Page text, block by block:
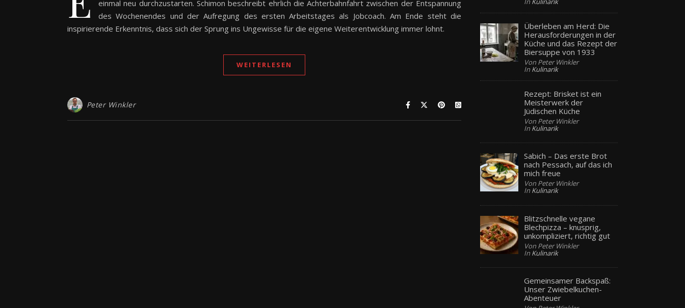
einmal neu durchzustarten. Schimon beschreibt ehrlich die Achterbahnfahrt zwischen der Entspannung
des Wochenendes und der Aufregung des ersten Arbeitstages als Jobcoach. Am Ende steht die
inspirierende Erkenntnis, dass sich der Sprung ins Ungewisse für die eigene Weiterentwicklung immer lohnt.
WEITERLESEN
Peter Winkler
Überleben am Herd: Die
Herausforderungen in der
Küche und das Rezept der
Biersuppe von 1933
Von Peter Winkler
In Kulinarik
Rezept: Brisket ist ein
Meisterwerk der
Jüdischen Küche
Von Peter Winkler
In Kulinarik
Sabich – Das erste Brot
nach Pessach, auf das ich
mich freue
Von Peter Winkler
In Kulinarik
Blitzschnelle vegane
Blechpizza – knusprig,
unkompliziert, richtig gut
Von Peter Winkler
In Kulinarik
Gemeinsamer Backspaß:
Unser Zwiebelkuchen-
Abenteuer